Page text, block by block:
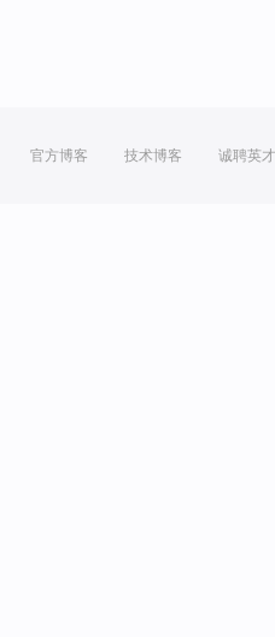
官方博客 技术博客 诚聘英才